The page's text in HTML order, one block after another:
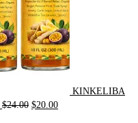
KINKELIBA
$24.00 Original
$20.00Current